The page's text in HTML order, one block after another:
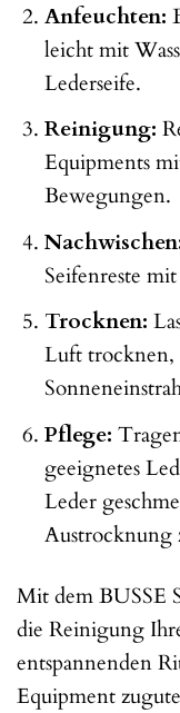
Anfeuchten:
leicht mit
Lederseife.
Reinigung:
Equipments
Bewegungen.
Seifenreste
Trocknen:
Luft trocknen,
Pflege:
geeignetes
Leder
Austrocknung
Mit dem BUSSE
die Reinigung
entspannenden
Equipment